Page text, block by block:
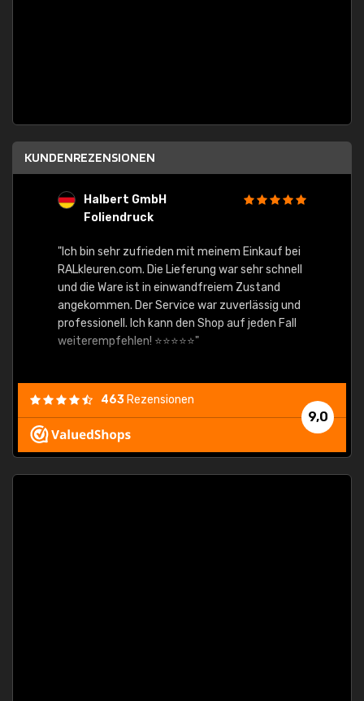
KUNDENREZENSIONEN
Halbert GmbH
Foliendruck
"Ich bin sehr zufrieden mit meinem Einkauf bei
RALkleuren.com. Die Lieferung war sehr schnell
und die Ware ist in einwandfreiem Zustand
angekommen. Der Service war zuverlässig und
professionell. Ich kann den Shop auf jeden Fall
weiterempfehlen! ⭐⭐⭐⭐⭐"
9,0
463 Rezensionen